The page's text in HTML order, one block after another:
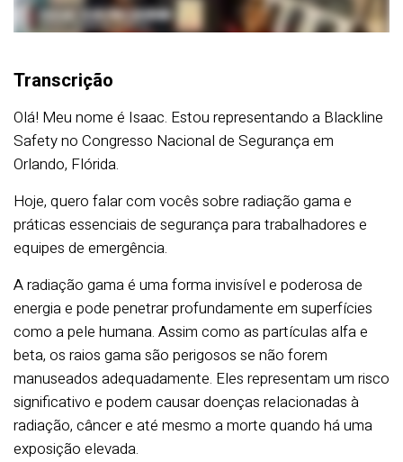
Transcrição
Olá! Meu nome é Isaac. Estou representando a Blackline
Safety no Congresso Nacional de Segurança em
Orlando, Flórida.
Hoje, quero falar com vocês sobre radiação gama e
práticas essenciais de segurança para trabalhadores e
equipes de emergência.
A radiação gama é uma forma invisível e poderosa de
energia e pode penetrar profundamente em superfícies
como a pele humana. Assim como as partículas alfa e
beta, os raios gama são perigosos se não forem
manuseados adequadamente. Eles representam um risco
significativo e podem causar doenças relacionadas à
radiação, câncer e até mesmo a morte quando há uma
exposição elevada.